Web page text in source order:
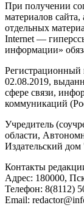
При получении
материалов
отдельных
Internet —
информации»
02.08.2019,
сфере связи,
коммуникаций
Учредитель
области,
Издательский
Контакты
Адреc: 180000,
Телефон: 8(8112)
Email: